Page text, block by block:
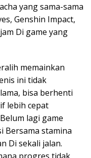
yang sama-sama
Genshin Impact,
Di game yang
memainkan
ini tidak
bisa berhenti
lebih cepat
lagi game
Bersama stamina
Di sekali jalan.